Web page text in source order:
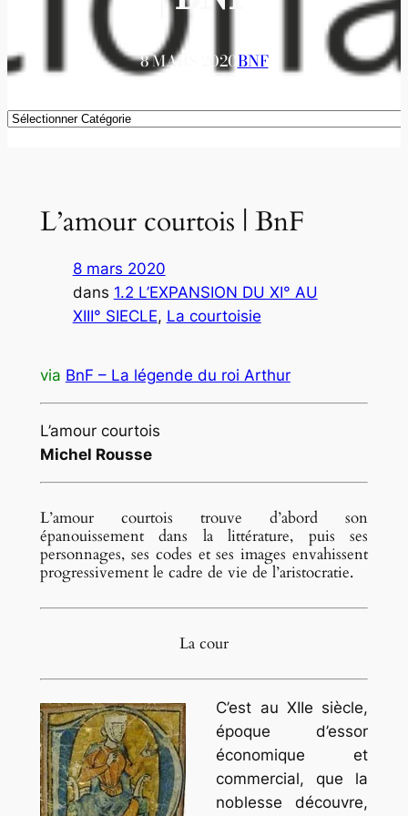
8 MARS 2020BNF
Catégories
L’amour courtois | BnF
8 mars 2020
dans 1.2 L’EXPANSION DU XI° AU
XIII° SIECLE, La courtoisie
via BnF – La légende du roi Arthur
L’amour courtois
Michel Rousse
L’amour courtois trouve d’abord son
épanouissement dans la littérature, puis ses
personnages, ses codes et ses images envahissent
progressivement le cadre de vie de l’aristocratie.
La cour
C’est au XIIe siècle,
époque d’essor
économique et
commercial, que la
noblesse découvre,